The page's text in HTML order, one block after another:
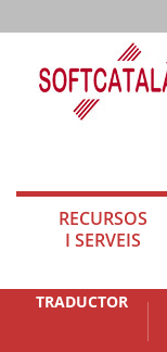
RECURSOS
I SERVEIS
TRADUCTOR